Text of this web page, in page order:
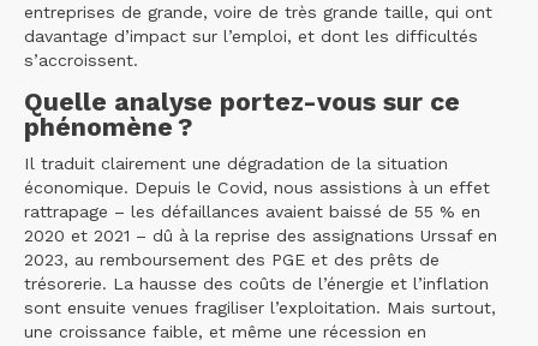
entreprises de grande, voire de très grande taille, qui ont
davantage d’impact sur l’emploi, et dont les difficultés
s’accroissent.
Quelle analyse portez-vous sur ce
phénomène ?
Il traduit clairement une dégradation de la situation
économique. Depuis le Covid, nous assistions à un effet
rattrapage – les défaillances avaient baissé de 55 % en
2020 et 2021 – dû à la reprise des assignations Urssaf en
2023, au remboursement des PGE et des prêts de
trésorerie. La hausse des coûts de l’énergie et l’inflation
sont ensuite venues fragiliser l’exploitation. Mais surtout,
une croissance faible, et même une récession en